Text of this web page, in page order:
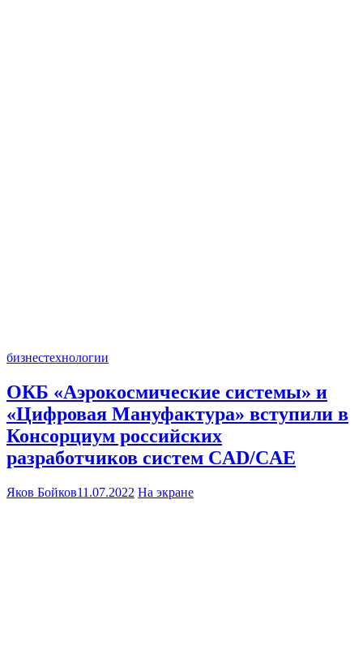
бизнестехнологии
ОКБ «Аэрокосмические системы» и
«Цифровая Мануфактура» вступили в
Консорциум российских
разработчиков систем CAD/CAE
Яков Бойков11.07.2022 На экране